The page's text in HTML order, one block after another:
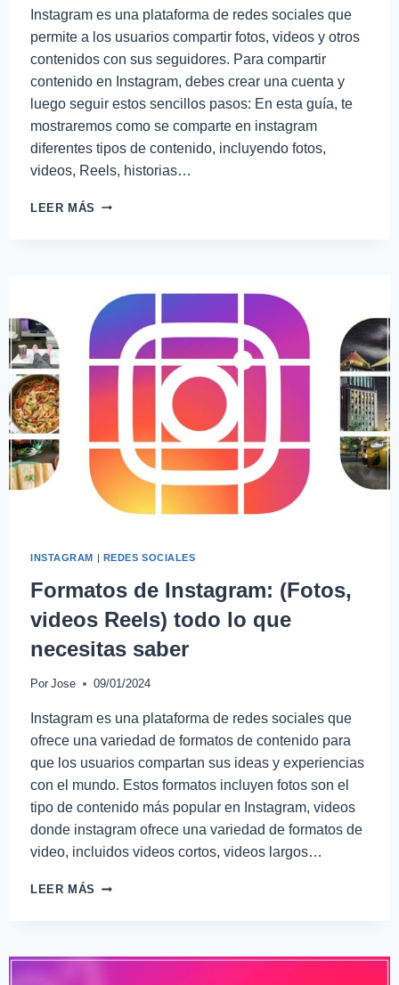
Instagram es una plataforma de redes sociales que
permite a los usuarios compartir fotos, videos y otros
contenidos con sus seguidores. Para compartir
contenido en Instagram, debes crear una cuenta y
luego seguir estos sencillos pasos: En esta guía, te
mostraremos como se comparte en instagram
diferentes tipos de contenido, incluyendo fotos,
videos, Reels, historias…
LEER MÁS
INSTAGRAM | REDES SOCIALES
Formatos de Instagram: (Fotos,
videos Reels) todo lo que
necesitas saber
Por Jose 09/01/2024
Instagram es una plataforma de redes sociales que
ofrece una variedad de formatos de contenido para
que los usuarios compartan sus ideas y experiencias
con el mundo. Estos formatos incluyen fotos son el
tipo de contenido más popular en Instagram, videos
donde instagram ofrece una variedad de formatos de
video, incluidos videos cortos, videos largos…
LEER MÁS